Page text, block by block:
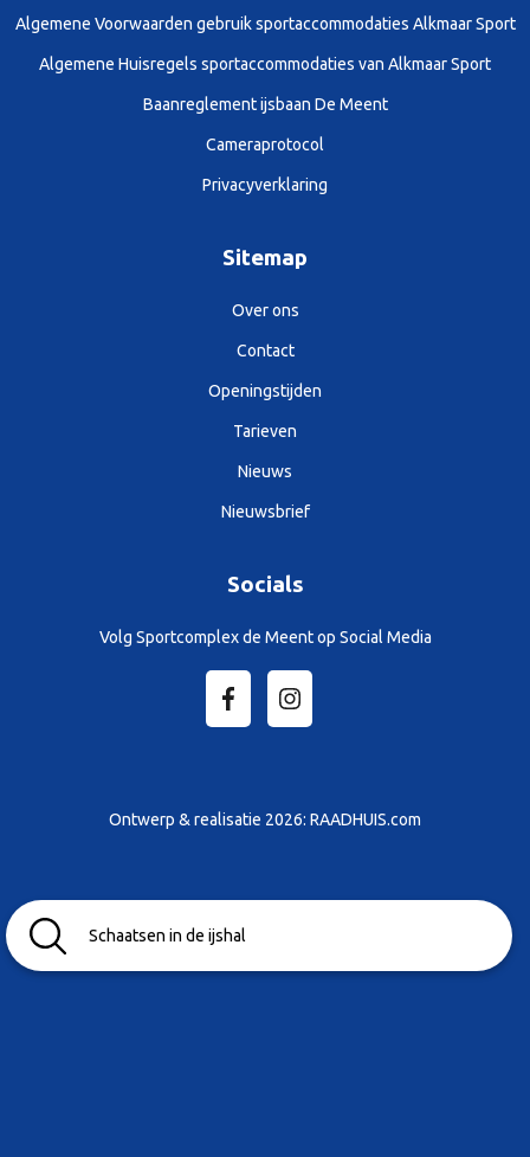
Algemene Voorwaarden gebruik sportaccommodaties Alkmaar Sport
Algemene Huisregels sportaccommodaties van Alkmaar Sport
Baanreglement ijsbaan De Meent
Cameraprotocol
Privacyverklaring
Sitemap
Over ons
Contact
Openingstijden
Tarieven
Nieuws
Nieuwsbrief
Socials
Volg Sportcomplex de Meent op Social Media
Ontwerp & realisatie 2026: RAADHUIS.com